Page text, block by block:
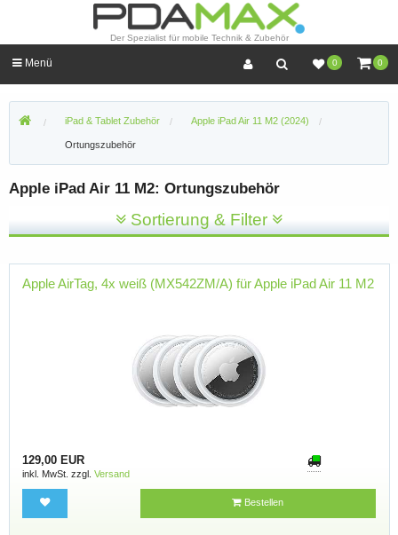
Der Spezialist für mobile Technik & Zubehör
0 0
Menü
iPad & Tablet Zubehör Apple iPad Air 11 M2 (2024)
Ortungszubehör
Apple iPad Air 11 M2: Ortungszubehör
Sortierung & Filter
Apple AirTag, 4x weiß (MX542ZM/A) für Apple iPad Air 11 M2
129,00 EUR
inkl. MwSt. zzgl. Versand
Bestellen